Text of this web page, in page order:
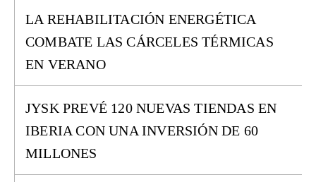
LA REHABILITACIÓN ENERGÉTICA
COMBATE LAS CÁRCELES TÉRMICAS
EN VERANO
JYSK PREVÉ 120 NUEVAS TIENDAS EN
IBERIA CON UNA INVERSIÓN DE 60
MILLONES